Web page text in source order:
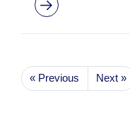
« Previous Next »